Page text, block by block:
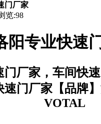
门厂家
览:98
阳专业快速
门厂家，车间快
速门厂家【品牌
VOTAL